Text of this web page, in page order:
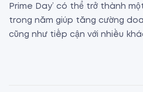
Prime Day’ có thể trở thành
trong năm giúp tăng cường
cũng như tiếp cận với nhiều